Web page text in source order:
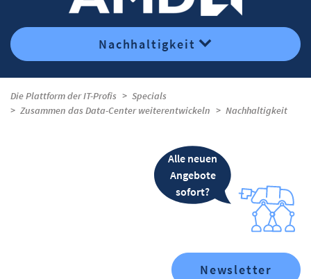
Nachhaltigkeit
Die Plattform der IT-Profis
Specials
Zusammen das Data-Center weiterentwickeln
Nachhaltigkeit
Alle neuen
Angebote
sofort?
Newsletter